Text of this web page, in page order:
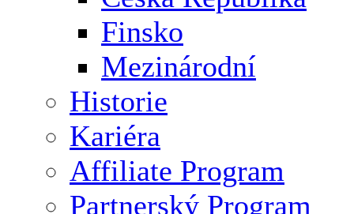
Finsko
Mezinárodní
Historie
Kariéra
Affiliate Program
Partnerský Program